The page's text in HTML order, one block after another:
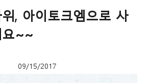
, 아이토크엠으로 사
요~~
09/15/2017